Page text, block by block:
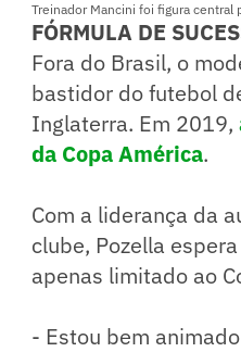
Treinador Mancini foi figura central
FÓRMULA DE
Fora do Brasil, o
bastidor do futebol
Inglaterra. Em 2019,
da Copa América.
Com a liderança da
clube, Pozella
apenas limitado ao
- Estou bem